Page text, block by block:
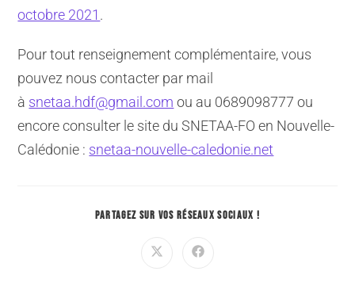
octobre 2021 .
Pour tout renseignement complémentaire, vous
pouvez nous contacter par mail
à snetaa.hdf@gmail.com ou au 0689098777 ou
encore consulter le site du SNETAA-FO en Nouvelle-
Calédonie : snetaa-nouvelle-caledonie.net
PARTAGEZ SUR VOS RÉSEAUX SOCIAUX !